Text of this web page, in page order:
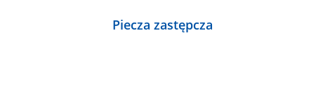
Piecza zastępcza